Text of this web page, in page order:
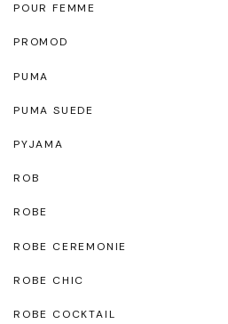
POUR FEMME
PROMOD
PUMA
PUMA SUEDE
PYJAMA
ROB
ROBE
ROBE CEREMONIE
ROBE CHIC
ROBE COCKTAIL